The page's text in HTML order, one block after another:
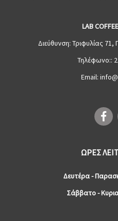
LAB
Διεύθυνση: Τριφυλίας
Τηλέφωνο::
Email:
ΩΡΕΣ
Δευτέρα -
Σάββατο -